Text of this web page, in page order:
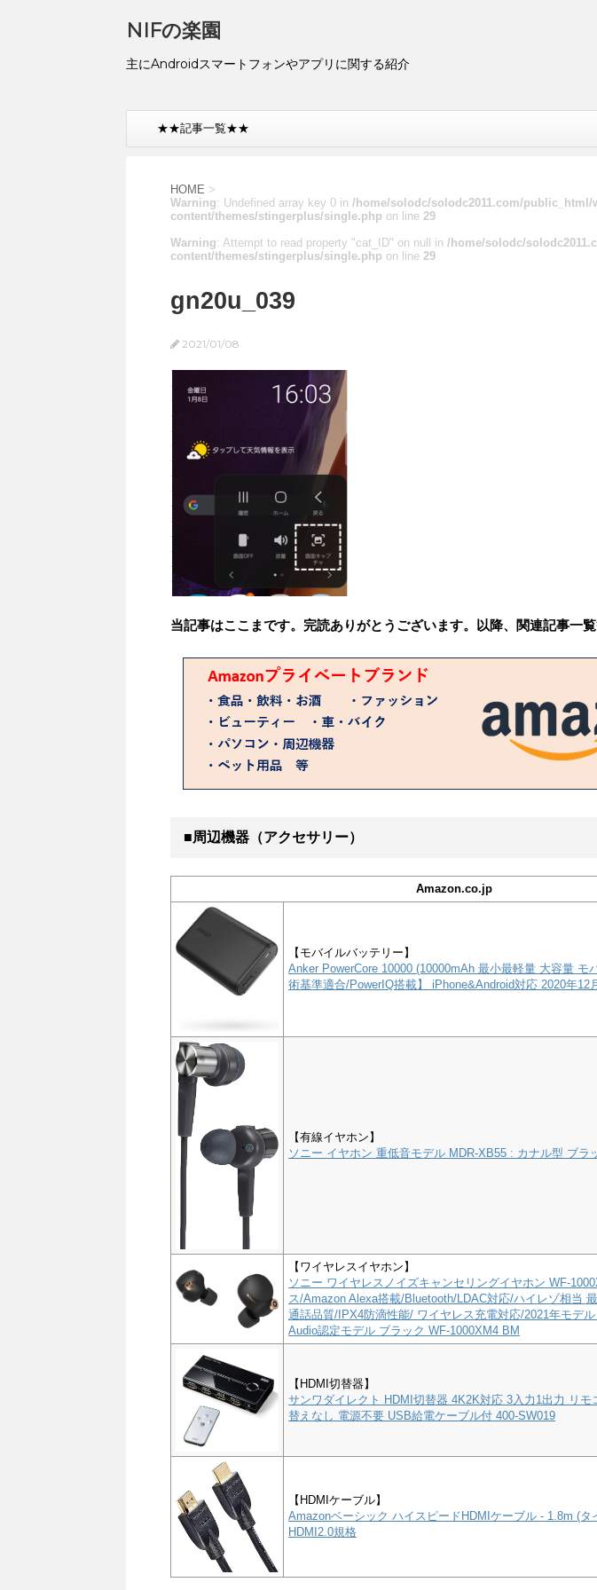
NIFの楽園
主にAndroidスマートフォンやアプリに関する紹介
★★記事一覧★★
HOME >
Warning: Undefined array key 0 in /home/solodc/solodc2011.com/public_html/
content/themes/stingerplus/single.php on line 29
Warning: Attempt to read property "cat_ID" on null in /home/solodc/
content/themes/stingerplus/single.php on line 29
gn20u_039
2021/01/08
当記事はここまです。完読ありがとうございます。以降、関連記事一覧
■周辺機器（アクセサリー）
Amazon.co.jp
【モバイルバッテリー】
Anker PowerCore 10000 (10000mAh 最小最軽量 大容量 モ
術基準適合/PowerIQ搭載】 iPhone&Android対応 2020年12
【有線イヤホン】
ソニー イヤホン 重低音モデル MDR-XB55 : カナル型 ブラ
【ワイヤレスイヤホン】
ソニー ワイヤレスノイズキャンセリングイヤホン WF-
ス/Amazon Alexa搭載/Bluetooth/LDAC対応/ハイレゾ相当
通話品質/IPX4防滴性能/ ワイヤレス充電対応/2021年モデ
Audio認定モデル ブラック WF-1000XM4 BM
【HDMI切替器】
サンワダイレクト HDMI切替器 4K2K対応 3入力1出力 リモ
替えなし 電源不要 USB給電ケーブル付 400-SW019
【HDMIケーブル】
Amazonベーシック ハイスピードHDMIケーブル - 1.8m (タ
HDMI2.0規格